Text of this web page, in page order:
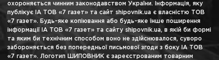
охороняється чинним законодавством України. Інформація, яку
публікує ІА ТОВ «7 газет» та сайт shipovnik.ua є власністю ТОВ
«7 газет». Будь-яке копіювання або будь-яке інше поширення
інформації ІА ТОВ «7 газет» та сайту shipovnik.ua, в якій би формі
та яким би технічним способом воно не здійснювалося, суворо
забороняється без попередньої письмової згоди з боку ІА ТОВ
«7 газет». Логотип ШИПОВНИК є зареєстрованим товарним